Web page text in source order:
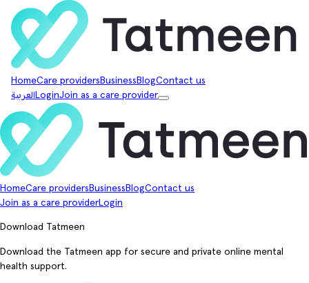
HomeCare providers Business BlogContact us
العربية LoginJoin as a care provider
HomeCare providers Business BlogContact us
Join as a care providerLogin
Download Tatmeen
Download the Tatmeen app for secure and private online mental
health support.